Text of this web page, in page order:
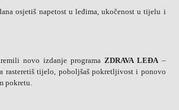
osjetiš napetost u leđima, ukočenost u tijelu i
novo izdanje programa ZDRAVA LEĐA–
rasteretiš tijelo, poboljšaš pokretljivost i ponovo
pokretu.